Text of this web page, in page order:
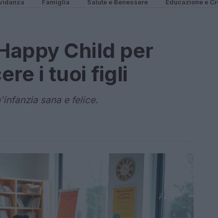
Famiglia Salute e Benessere Educazione e
Child per
i tuoi figli
sana e felice.